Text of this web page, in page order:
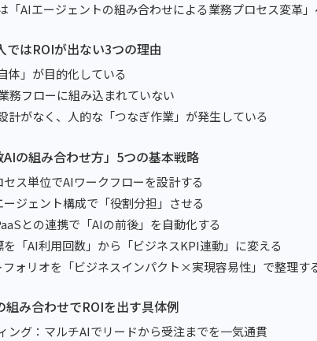
「AIエージェントの組み合わせによる業務プロセス変革」
ではROIが出ない3つの理由
体」が目的化している
務フローに組み込まれていない
計がなく、人的な「つなぎ作業」が発生している
の組み合わせ方」5つの基本戦略
ス単位でAIワークフローを設計する
ジェント構成で「役割分担」させる
との連携で「AIの前後」を自動化する
「AI利用回数」から「ビジネスKPI連動」に変える
フォリオを「ビジネスインパクト×実現容易性」で整理す
組み合わせでROIを出す具体例
ング：マルチAIでリードから受注までを一気通貫